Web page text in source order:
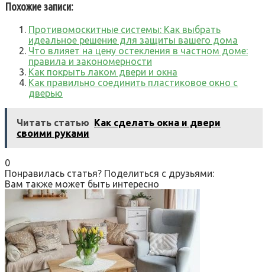
Похожие записи:
Противомоскитные системы: Как выбрать
идеальное решение для защиты вашего дома
Что влияет на цену остекления в частном доме:
правила и закономерности
Как покрыть лаком двери и окна
Как правильно соединить пластиковое окно с
дверью
Читать статью Как сделать окна и двери
своими руками
0
Понравилась статья? Поделиться с друзьями:
Вам также может быть интересно